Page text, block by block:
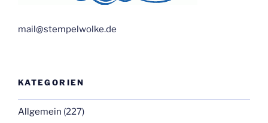
mail@stempelwolke.de
KATEGORIEN
Allgemein (227)